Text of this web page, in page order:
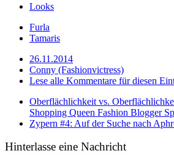
Looks
Furla
Tamaris
26.11.2014
Conny (Fashionvictress)
Lese alle Kommentare für diesen
Oberflächlichkeit vs.
Shopping Queen Fashion Blogger
Zypern #4: Auf der Suche nach
Hinterlasse eine Nachricht